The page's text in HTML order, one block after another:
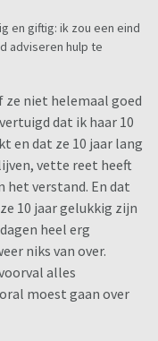
gedacht echter dat
wijle ging het wat
ze vroeg ook vaak
een opmerking
het hoge woord er uit
dat het voor haar
ze nog geen
het te koop zetten
de scheiding aan
wel beter. Niet
ik wel zie dat we
voor kwijt
en giftig: ik zou een eind
adviseren hulp te
ze niet helemaal goed
dat ik haar 10
en dat ze 10 jaar lang
vette reet heeft
het verstand. En dat
10 jaar gelukkig zijn
heel erg
niks van over.
alles
moest gaan over